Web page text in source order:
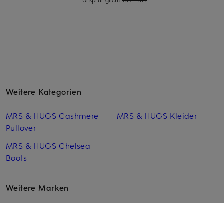
Weitere Kategorien
MRS & HUGS Cashmere
Pullover
MRS & HUGS Chelsea
Boots
MRS & HUGS Kleider
Weitere Marken